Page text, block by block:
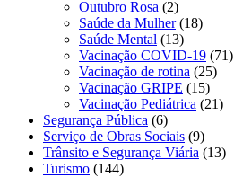
Outubro Rosa (2)
Saúde da Mulher(18)
Saúde Mental (13)
Vacinação COVID-19 (71)
Vacinação de rotina (25)
Vacinação GRIPE (15)
Vacinação Pediátrica (21)
Segurança Pública (6)
Serviço de Obras Sociais (9)
Trânsito e Segurança Viária (13)
Turismo (144)